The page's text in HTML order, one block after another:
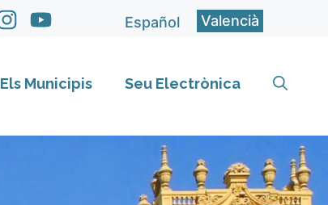
Español Valencià
Els Municipis Seu Electrònica